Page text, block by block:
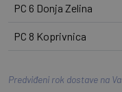
PC 6 Donja Zelina
PC 8 Koprivnica
Predviđeni rok dostave na